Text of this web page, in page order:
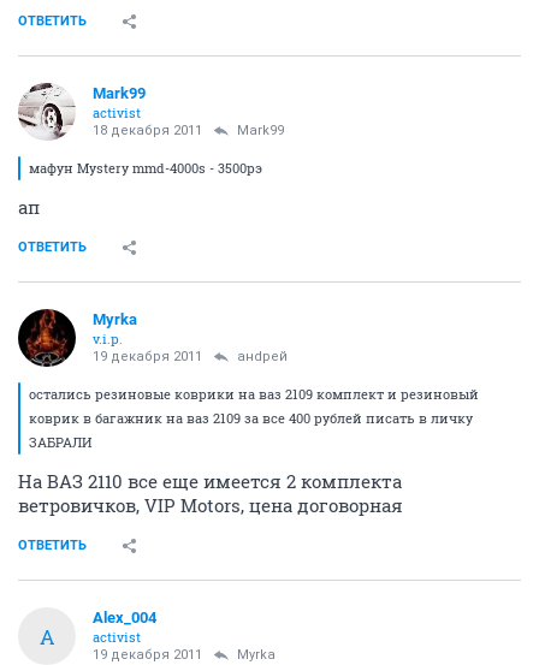
ОТВЕТИТЬ
Mark99
activist
18 декабря 2011 Mark99
мафун Mystery mmd-4000s - 3500рэ
ап
ОТВЕТИТЬ
Myrka
v.i.p.
19 декабря 2011 aнdрeй
остались резиновые коврики на ваз 2109 комплект и резиновый
коврик в багажник на ваз 2109 за все 400 рублей писать в личку
ЗАБРАЛИ
На ВАЗ 2110 все еще имеется 2 комплекта
ветровичков, VIP Motors, цена договорная
ОТВЕТИТЬ
A
Alex_004
activist
19 декабря 2011 Myrka